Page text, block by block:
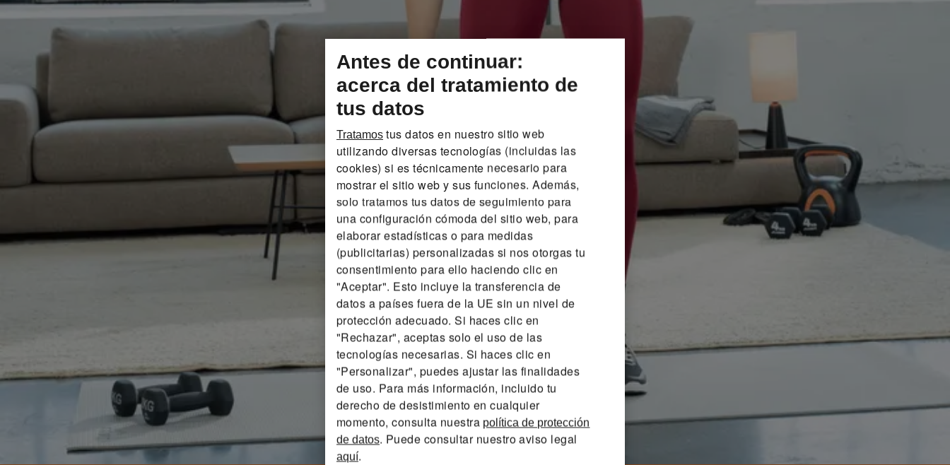
Antes de continuar:
acerca del tratamiento de
tus datos
Tratamos tus datos en nuestro sitio web
utilizando diversas tecnologías (incluidas las
cookies) si es técnicamente necesario para
mostrar el sitio web y sus funciones. Además,
solo tratamos tus datos de seguimiento para
una configuración cómoda del sitio web, para
elaborar estadísticas o para medidas
(publicitarias) personalizadas si nos otorgas tu
consentimiento para ello haciendo clic en
"Aceptar". Esto incluye la transferencia de
datos a países fuera de la UE sin un nivel de
protección adecuado. Si haces clic en
"Rechazar", aceptas solo el uso de las
tecnologías necesarias. Si haces clic en
"Personalizar", puedes ajustar las finalidades
de uso. Para más información, incluido tu
derecho de desistimiento en cualquier
momento, consulta nuestra política de protección
de datos. Puede consultar nuestro aviso legal
aquí.